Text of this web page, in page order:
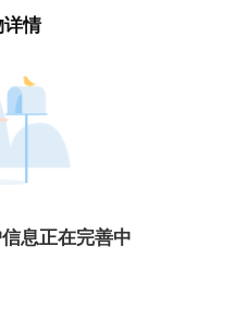
情
息正在完善中